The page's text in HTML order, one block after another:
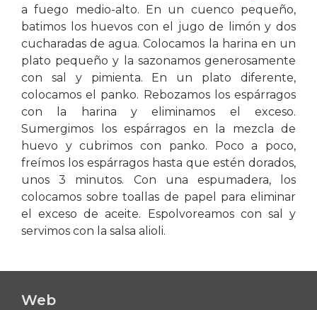
a fuego medio-alto. En un cuenco pequeño,
batimos los huevos con el jugo de limón y dos
cucharadas de agua. Colocamos la harina en un
plato pequeño y la sazonamos generosamente
con sal y pimienta. En un plato diferente,
colocamos el panko. Rebozamos los espárragos
con la harina y eliminamos el exceso.
Sumergimos los espárragos en la mezcla de
huevo y cubrimos con panko. Poco a poco,
freímos los espárragos hasta que estén dorados,
unos 3 minutos. Con una espumadera, los
colocamos sobre toallas de papel para eliminar
el exceso de aceite. Espolvoreamos con sal y
servimos con la salsa alioli.
Web